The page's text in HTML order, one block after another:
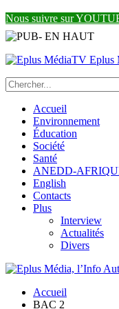
Nous suivre sur
Eplus
Accueil
Environnement
Éducation
Société
Santé
ANEDD-
English
Contacts
Plus
Interview
Actualités
Divers
Accueil
BAC 2